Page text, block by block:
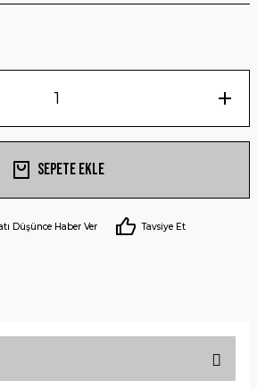
Sepete Ekle
Düşünce Haber Ver Tavsiye Et